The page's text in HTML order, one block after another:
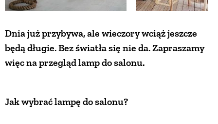
Dnia już przybywa, ale wieczory wciąż jeszcze
będą długie. Bez światła się nie da. Zapraszamy
więc na przegląd lamp do salonu.
Jak wybrać lampę do salonu?